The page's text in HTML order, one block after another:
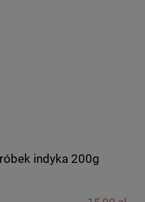
indyka 200g